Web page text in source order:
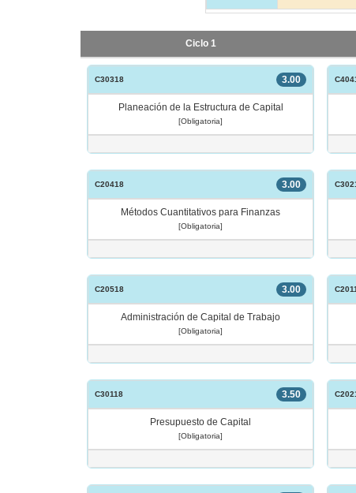
Ciclo 1
3.00
C30318
Planeación de la Estructura de Capital
[Obligatoria]
3.00
C20418
Métodos Cuantitativos para Finanzas
[Obligatoria]
3.00
C20518
Administración de Capital de Trabajo
[Obligatoria]
3.50
C30118
Presupuesto de Capital
[Obligatoria]